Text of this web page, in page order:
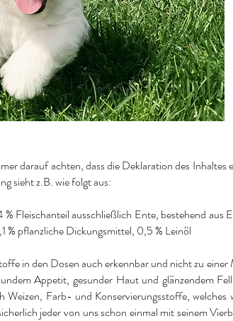
darauf achten, dass die Deklaration des
sieht z.B. wie folgt aus:
Fleischanteil ausschließlich Ente, bestehend
% pflanzliche Dickungsmittel, 0,5 % Leinöl
in den Dosen auch erkennbar und nicht zu
Appetit, gesunder Haut und glänzendem
Weizen, Farb- und Konservierungsstoffe,
jeder von uns schon einmal mit seinem